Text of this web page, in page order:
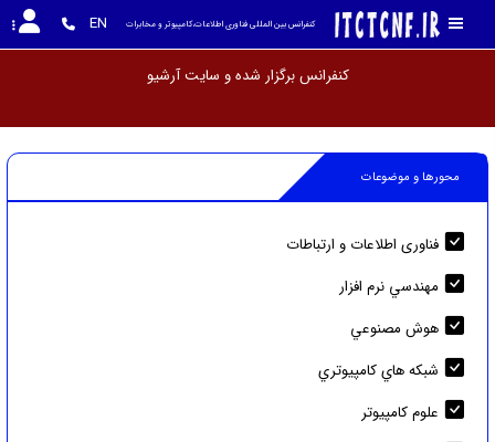
کنفرانس بین المللی فناوری اطلاعات،کامپیوتر و مخابرات EN
کنفرانس برگزار شده و سایت
محورها و موضوعات
فناوری اطلاعات و ارتباطات
مهندسي نرم افزار
هوش مصنوعي
شبکه هاي کامپيوتري
علوم کامپیوتر